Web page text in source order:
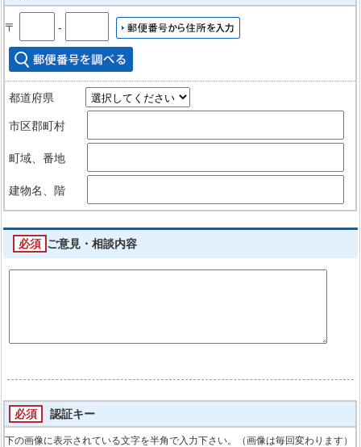
〒 ‐
都道府県
市区郡町村
町域、番地
建物名、階
必須 ご意見・相談内容
必須 認証キー
下の画像に表示されている文字を半角で入力下さい。（画像は毎回変わります）